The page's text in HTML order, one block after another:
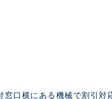
口横にある機械で割引